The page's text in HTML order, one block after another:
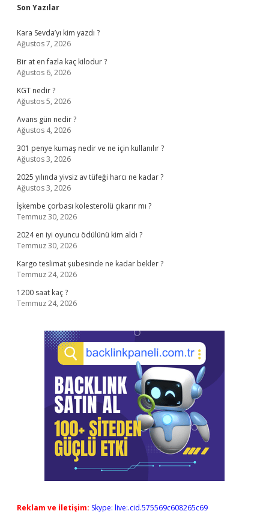
Sidebar
Son Yazılar
Kara Sevda’yı kim yazdı ?
Ağustos 7, 2026
Bir at en fazla kaç kilodur ?
Ağustos 6, 2026
KGT nedir ?
Ağustos 5, 2026
Avans gün nedir ?
Ağustos 4, 2026
301 penye kumaş nedir ve ne için kullanılır ?
Ağustos 3, 2026
2025 yılında yivsiz av tüfeği harcı ne kadar ?
Ağustos 3, 2026
İşkembe çorbası kolesterolü çıkarır mı ?
Temmuz 30, 2026
2024 en iyi oyuncu ödülünü kim aldı ?
Temmuz 30, 2026
Kargo teslimat şubesinde ne kadar bekler ?
Temmuz 24, 2026
1200 saat kaç ?
Temmuz 24, 2026
Reklam ve İletişim: Skype: live:.cid.575569c608265c69